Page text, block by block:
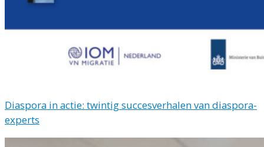
Diaspora in actie: twintig succesverhalen van diaspora-
experts